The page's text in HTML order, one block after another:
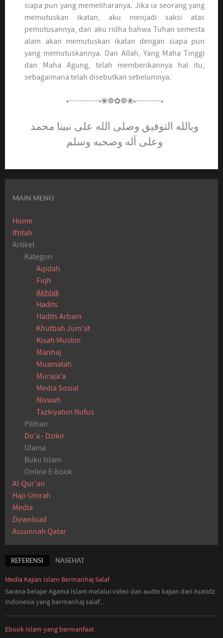
siapa pun yang memeliharanya. Jika ia seorang yang
memutuskan ikatan, aku menjadi saksi atas
pemutusannya, dan aku ridha bahwa Tuhan semesta
alam akan memutuskan ikatan dengan siapa pun
yang memutuskannya. Dan Allah, Yang Maha Tinggi
dan Maha Agung, telah memberikannya hal itu,
sebagaimana telah disebutkan sebelumnya.
•┈┈┈┈┈┈•❀❁✿❁❀•┈┈┈┈┈•
وبالله التوفيق وصلى الله على نبينا محمد
وعلى آله وصحبه وسلم
MAIN MENU
Home
Iftitah
Artikel
Kategori
Aqidah
Fiqh
Akhlak
Hadits
Hadits Arbain
Khutbah Jum'at
Kisah Muslim
Manhaj
Muamalah
Muraja'a
Media Sosial
Niswah
Tazkiyatun Nufus
Pilihan
Do'a - Dzikir
Ulama
Buku Islam
Online E-book
Al-Qur'an
Haji-Umrah
Media
Download
Assunnah Qatar
REFERENSI NASEHAT
Media Kajian Islam Bermanhaj Salaf
Sarana belajar Agama Islam melalui video dan audio kajian dari Asatidz
Indonesia yang bermanhaj salaf...
Ebook Islam yang bermanfaat.